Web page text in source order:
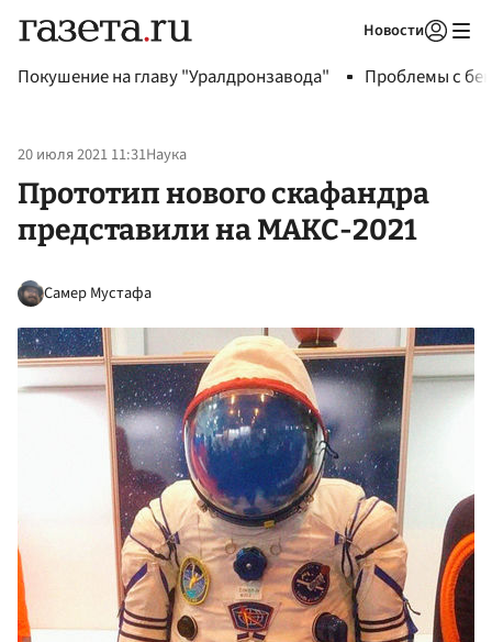
Новости
Покушение на главу "Уралдронзавода" Проблемы с
20 июля 2021 11:31Наука
Прототип нового скафандра
представили на МАКС-2021
Самер Мустафа